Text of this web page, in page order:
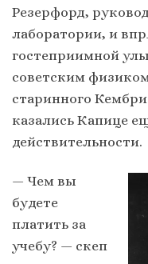
Резерфорд,
лаборатории, и
гостеприимной
советским
старинного
казались Капице
действительности.
— Чем вы
будете
платить за
учебу? — скеп